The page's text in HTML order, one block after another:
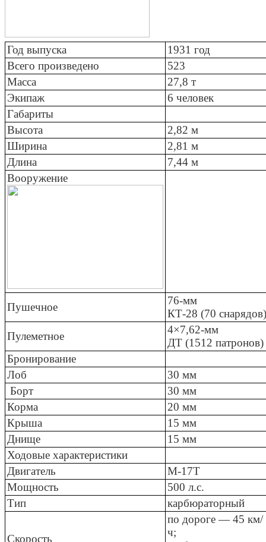
Год выпуска
1931 год
Всего произведено
523
Масса
27,8 т
Экипаж
6 человек
Габариты
Высота
2,82 м
Ширина
2,81 м
Длина
7,44 м
Вооружение
Пушечное
76-мм
КТ-28 (70 снарядов)
Пулеметное
4×7,62-мм
ДТ (1512 патронов)
Бронирование
Лоб
30 мм
Борт
30 мм
Корма
20 мм
Крыша
15 мм
Днище
15 мм
Ходовые характеристики
Двигатель
М-17Т
Мощность
500 л.с.
Тип
карбюраторный
Скорость
по дороге — 45 км/
ч;